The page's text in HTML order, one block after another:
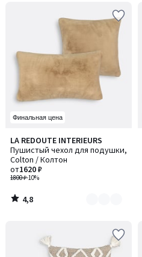
Финальная цена
LA REDOUTE INTERIEURS
Пушистый чехол для подушки,
Colton / Колтон
1800 ₽-10%
от1620 ₽
4,8
/ 5
Количество
цветов:
2
4,8
/